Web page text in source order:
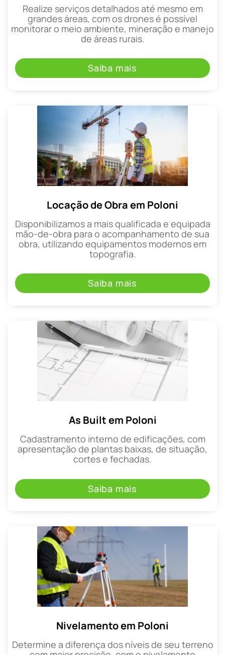
Realize serviços detalhados até mesmo em
grandes áreas, com os drones é possível
monitorar o meio ambiente, mineração e manejo
de áreas rurais.
Saiba mais
Locação de Obra em Poloni
Disponibilizamos a mais qualificada e equipada
mão-de-obra para o acompanhamento de sua
obra, utilizando equipamentos modernos em
topografia.
Saiba mais
As Built em Poloni
Cadastramento interno de edificações, com
apresentação de plantas baixas, de situação,
cortes e fechadas.
Saiba mais
Nivelamento em Poloni
Determine a diferença dos níveis de seu terreno